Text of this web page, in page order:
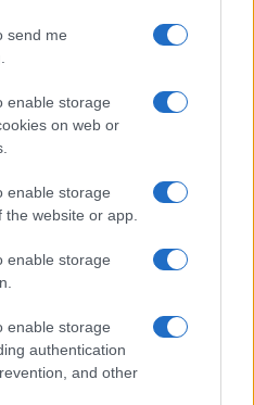
send me
enable storage
on web or
enable storage
website or app.
enable storage
enable storage
authentication
and other